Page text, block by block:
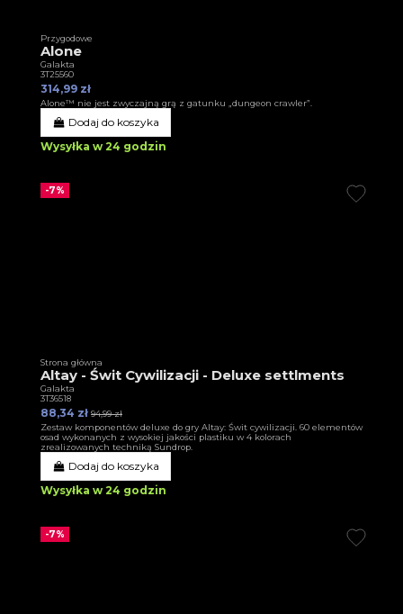
Przygodowe
Alone
Galakta
3T25560
314,99 zł
Alone™ nie jest zwyczajną grą z gatunku „dungeon crawler”.
Dodaj do koszyka
Wysyłka w 24 godzin
-7%
Strona główna
Altay - Świt Cywilizacji - Deluxe settlments
Galakta
3T36518
88,34 zł 94,99 zł
Zestaw komponentów deluxe do gry Altay: Świt cywilizacji. 60 elementów
osad wykonanych z wysokiej jakości plastiku w 4 kolorach
zrealizowanych techniką Sundrop.
Dodaj do koszyka
Wysyłka w 24 godzin
-7%